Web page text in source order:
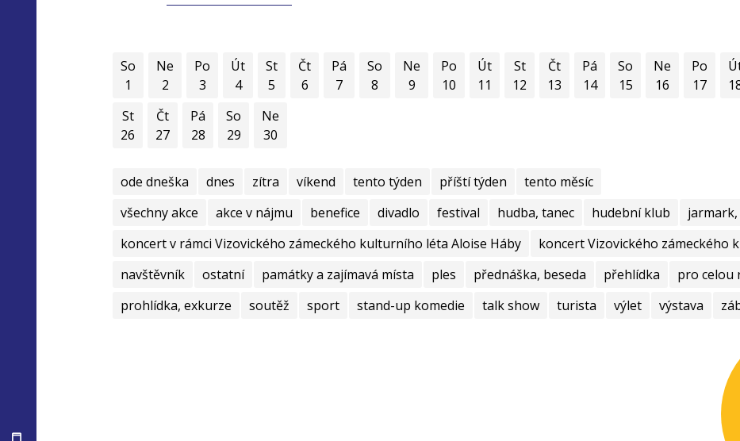
So
1
Ne
2
Po
3
Út
4
St
5
Čt
6
Pá
7
So
8
Ne
9
Po
10
Út
11
St
12
Čt
13
Pá
14
So
15
Ne
16
Po
17
St
26
Čt
27
Pá
28
So
29
Ne
30
ode dneška dnes zítra víkend tento týden příští týden
tento měsíc
všechny akce
akce v nájmu benefice divadlo festival hudba, tanec hudební klub
koncert v rámci Vizovického zámeckého kulturního léta Aloise Háby
koncert Vizovického zámeckého
navštěvník
ostatní památky a zajímavá místa ples přednáška, beseda přehlídka pro celou
prohlídka, exkurze
soutěž sport stand-up komedie talk show turista výlet výstava